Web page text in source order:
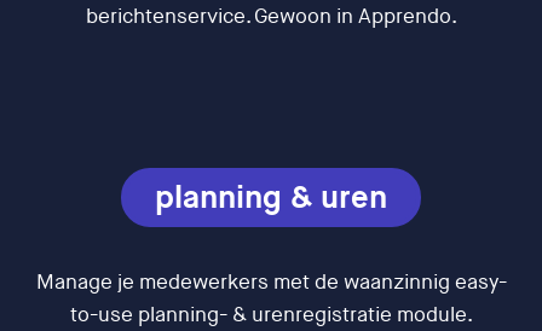
berichtenservice. Gewoon in Apprendo.
planning & uren
Manage je medewerkers met de waanzinnig easy-
to-use planning- & urenregistratie module.